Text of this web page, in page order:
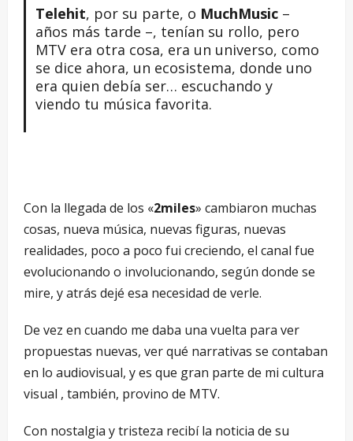
Telehit, por su parte, o MuchMusic–
años más tarde –, tenían su rollo, pero
MTV era otra cosa, era un universo, como
se dice ahora, un ecosistema, donde uno
era quien debía ser… escuchando y
viendo tu música favorita.
Con la llegada de los «2miles» cambiaron muchas
cosas, nueva música, nuevas figuras, nuevas
realidades, poco a poco fui creciendo, el canal fue
evolucionando o involucionando, según donde se
mire, y atrás dejé esa necesidad de verle.
De vez en cuando me daba una vuelta para ver
propuestas nuevas, ver qué narrativas se contaban
en lo audiovisual, y es que gran parte de mi cultura
visual , también, provino de MTV.
Con nostalgia y tristeza recibí la noticia de su